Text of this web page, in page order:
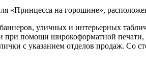
«Принцесса на горошине»,
уличных и интерьерных
при помощи широкоформатной
с указанием отделов продаж. Со